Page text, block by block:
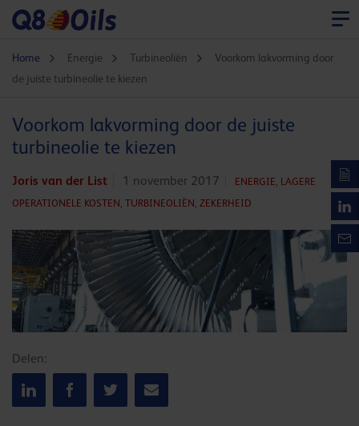
Home Energie Turbineoliën
Voorkom lakvorming door
de juiste turbineolie te kiezen
Voorkom lakvorming door de juiste
turbineolie te kiezen
Joris van der List 1 november 2017 ENERGIE, LAGERE
OPERATIONELE KOSTEN, TURBINEOLIËN, ZEKERHEID
Delen: